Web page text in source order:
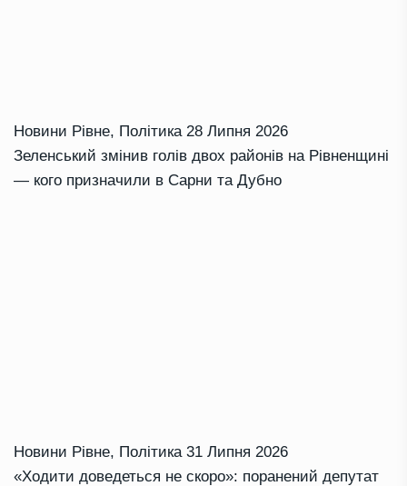
Новини Рівне, Політика 28 Липня 2026
Зеленський змінив голів двох районів на Рівненщині
— кого призначили в Сарни та Дубно
Новини Рівне, Політика 31 Липня 2026
«Ходити доведеться не скоро»: поранений депутат